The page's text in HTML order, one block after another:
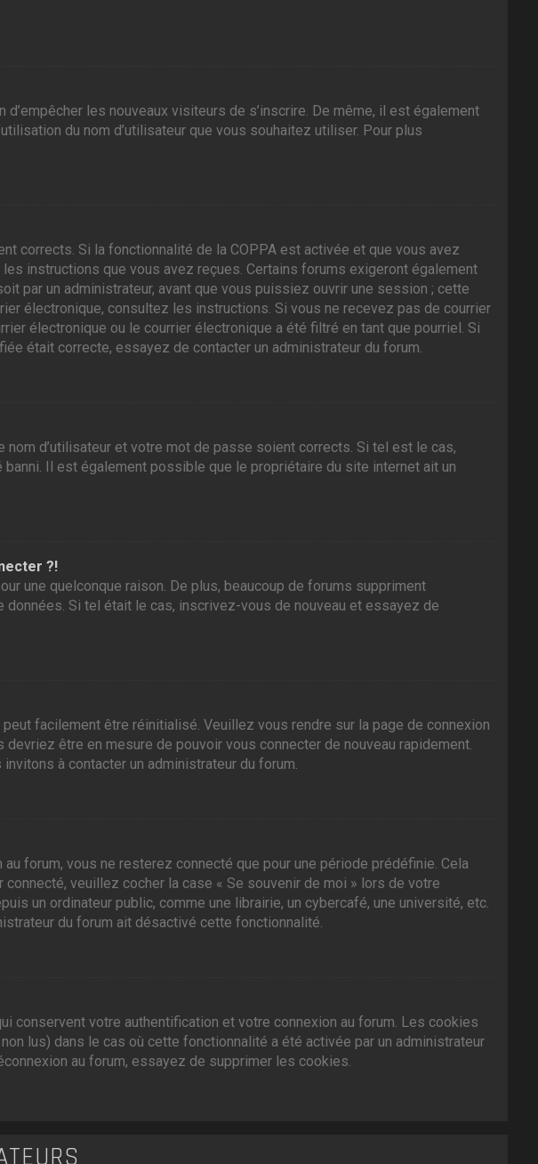
les nouveaux visiteurs de s’inscrire. De même, il est également
du nom d’utilisateur que vous souhaitez utiliser. Pour plus
corrects. Si la fonctionnalité de la COPPA est activée et que vous avez
instructions que vous avez reçues. Certains forums exigeront également
par un administrateur, avant que vous puissiez ouvrir une session ; cette
électronique, consultez les instructions. Si vous ne recevez pas de courrier
électronique ou le courrier électronique a été filtré en tant que pourriel. Si
était correcte, essayez de contacter un administrateur du forum.
d’utilisateur et votre mot de passe soient corrects. Si tel est le cas,
Il est également possible que le propriétaire du site internet ait un
?!
une quelconque raison. De plus, beaucoup de forums suppriment
Si tel était le cas, inscrivez-vous de nouveau et essayez de
facilement être réinitialisé. Veuillez vous rendre sur la page de connexion
être en mesure de pouvoir vous connecter de nouveau rapidement.
à contacter un administrateur du forum.
forum, vous ne resterez connecté que pour une période prédéfinie. Cela
veuillez cocher la case « Se souvenir de moi » lors de votre
un ordinateur public, comme une librairie, un cybercafé, une université, etc.
du forum ait désactivé cette fonctionnalité.
conservent votre authentification et votre connexion au forum. Les cookies
lus) dans le cas où cette fonctionnalité a été activée par un administrateur
au forum, essayez de supprimer les cookies.